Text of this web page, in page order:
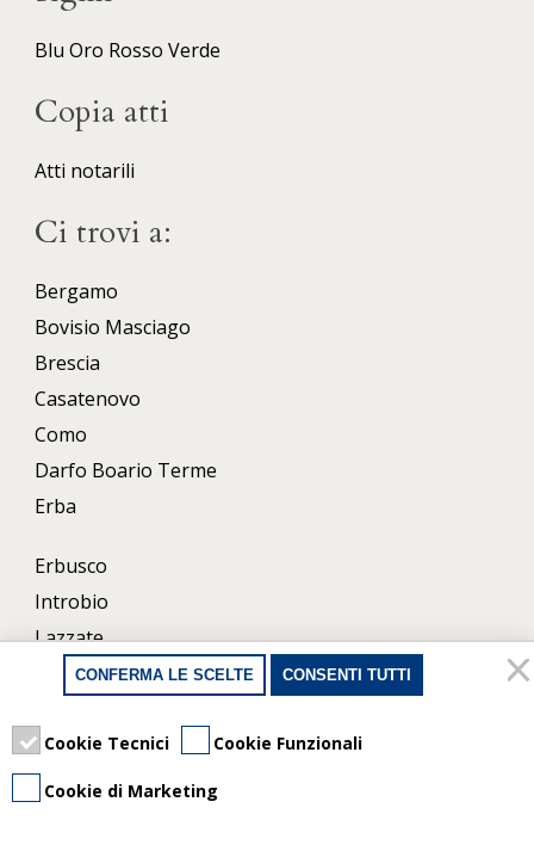
Blu Oro Rosso Verde
Copia atti
Atti notarili
Ci trovi a:
Bergamo
Bovisio Masciago
Brescia
Casatenovo
Como
Darfo Boario Terme
Erba
Erbusco
Introbio
Lazzate
Lecco
Porlezza
Uboldo
CONFERMA LE SCELTE CONSENTI TUTTI
Cookie Tecnici Cookie Funzionali
Cookie di Marketing